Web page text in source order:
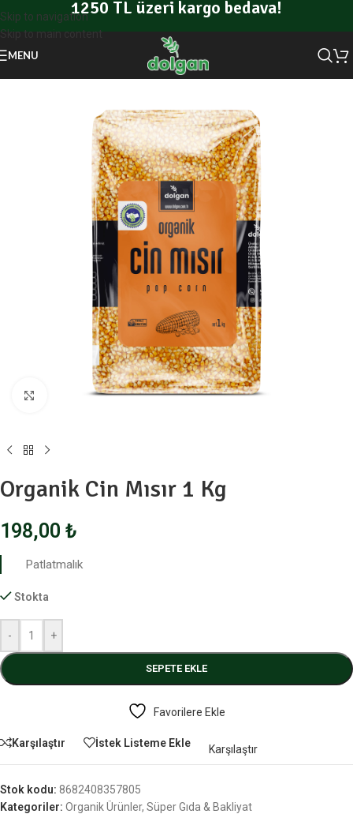
Skip to navigation
Skip to main content
1250 TL üzeri kargo bedava!
MENU
Click to enlarge
Organik Cin Mısır 1 Kg
198,00 ₺
Patlatmalık
Stokta
- +
SEPETE EKLE
Favorilere Ekle
Karşılaştır İstek Listeme Ekle
Karşılaştır
Stok kodu: 8682408357805
Kategoriler: Organik Ürünler, Süper Gıda & Bakliyat